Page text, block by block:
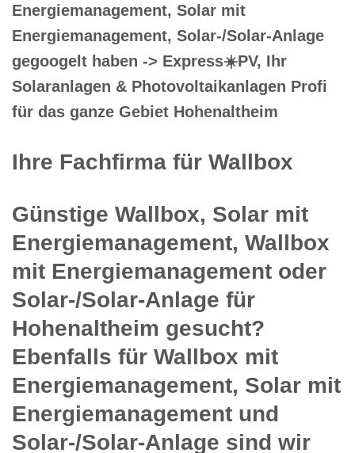
Energiemanagement, Solar mit
Energiemanagement, Solar-/Solar-Anlage
gegoogelt haben -> Express☀️PV️, Ihr
Solaranlagen & Photovoltaikanlagen Profi
für das ganze Gebiet Hohenaltheim
Ihre Fachfirma für Wallbox
Günstige Wallbox, Solar mit
Energiemanagement, Wallbox
mit Energiemanagement oder
Solar-/Solar-Anlage für
Hohenaltheim gesucht?
Ebenfalls für Wallbox mit
Energiemanagement, Solar mit
Energiemanagement und
Solar-/Solar-Anlage sind wir